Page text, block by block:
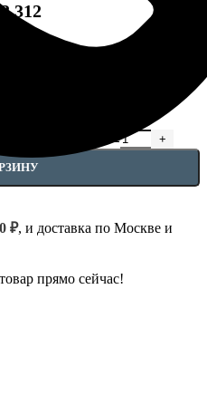
элемент - 1.52.312
₽, и доставка по Москве и
прямо сейчас!